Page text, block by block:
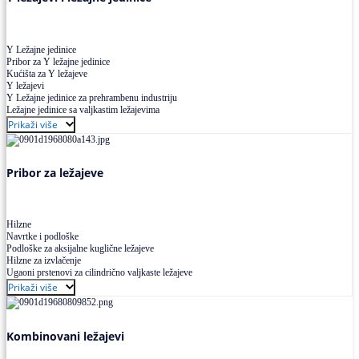
Y Ležajne jedinice
Pribor za Y ležajne jedinice
Kućišta za Y ležajeve
Y ležajevi
Y Ležajne jedinice za prehrambenu industriju
Ležajne jedinice sa valjkastim ležajevima
Prikaži više
Pribor za ležajeve
Hilzne
Navrtke i podloške
Podloške za aksijalne kuglične ležajeve
Hilzne za izvlačenje
Ugaoni prstenovi za cilindrično valjkaste ležajeve
Prikaži više
Kombinovani ležajevi